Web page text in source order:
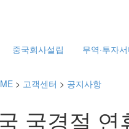
중국회사설립 무역·투자
> 고객센터 > 공지사항
국경절 연